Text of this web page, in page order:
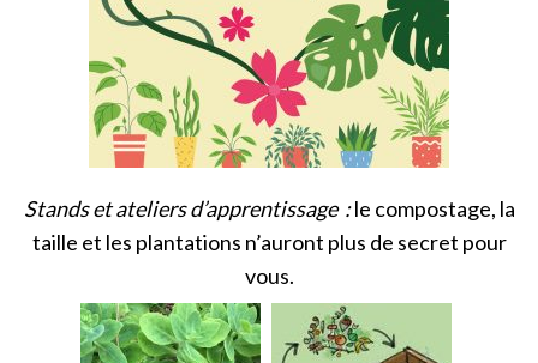
Stands et ateliers d’apprentissage :le compostage, la
taille et les plantations n’auront plus de secret pour
vous.